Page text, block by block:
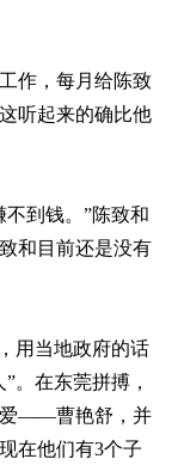
作，每月给陈致
听起来的确比他
到钱。”陈致和
和目前还是没有
用当地政府的话
。在东莞拼搏，
爱——曹艳舒，并
在他们有3个子